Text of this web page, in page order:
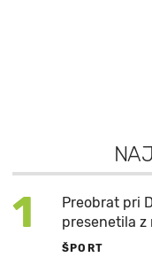
1
Preobrat pri
presenetila z
ŠPORT